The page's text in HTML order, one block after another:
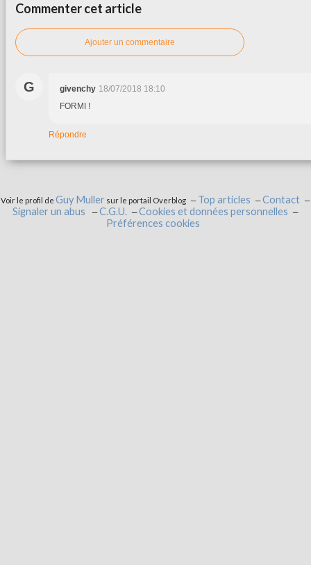
Commenter cet article
Ajouter un commentaire
G givenchy 18/07/2018 18:10
FORMI !
Répondre
Voir le profil de Guy Muller sur le portail Overblog Top articles
Contact
Signaler un abus
C.G.U.
Cookies et données personnelles
Préférences cookies